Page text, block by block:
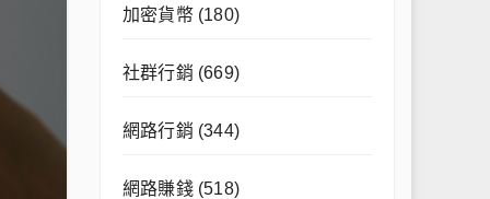
加密貨幣(180)
社群行銷 (669)
網路行銷 (344)
網路賺錢(518)